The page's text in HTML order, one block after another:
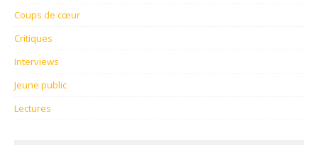
Coups de cœur
Critiques
Interviews
Jeune public
Lectures